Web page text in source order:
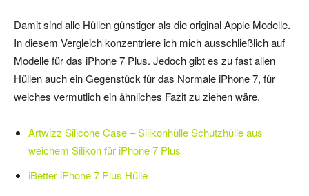
Damit sind alle Hüllen günstiger als die original Apple Modelle.
In diesem Vergleich konzentriere ich mich ausschließlich auf
Modelle für das iPhone 7 Plus. Jedoch gibt es zu fast allen
Hüllen auch ein Gegenstück für das Normale iPhone 7, für
welches vermutlich ein ähnliches Fazit zu ziehen wäre.
Artwizz Silicone Case – Silikonhülle Schutzhülle aus
weichem Silikon für iPhone 7 Plus
iBetter iPhone 7 Plus Hülle